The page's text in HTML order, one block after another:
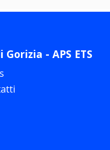
- APS ETS